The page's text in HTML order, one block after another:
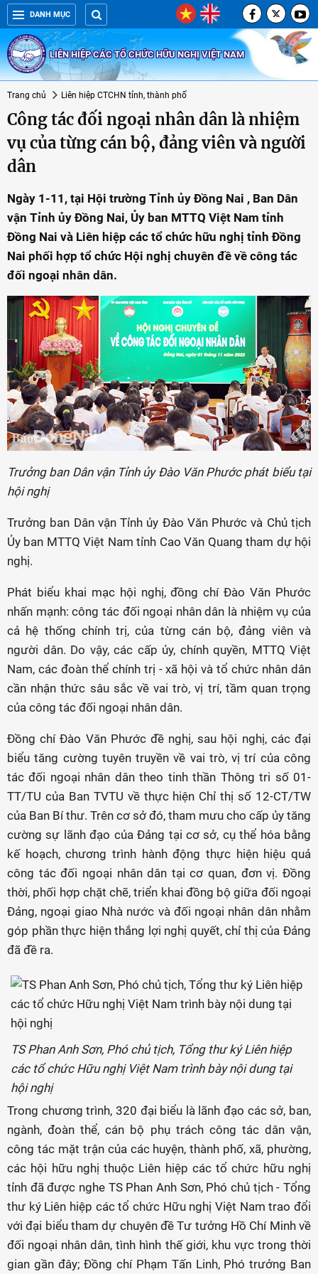
DANH MỤC
LIÊN HIỆP CÁC TỔ CHỨC HỮU NGHỊ VIỆT NAM
Trang chủ Liên hiệp CTCHN tỉnh, thành phố
Công tác đối ngoại nhân dân là nhiệm
vụ của từng cán bộ, đảng viên và người
dân
Ngày 1-11, tại Hội trường Tỉnh ủy Đồng Nai , Ban Dân
vận Tỉnh ủy Đồng Nai, Ủy ban MTTQ Việt Nam tỉnh
Đồng Nai và Liên hiệp các tổ chức hữu nghị tỉnh Đồng
Nai phối hợp tổ chức Hội nghị chuyên đề về công tác
đối ngoại nhân dân.
Trưởng ban Dân vận Tỉnh ủy Đào Văn Phước phát biểu tại
hội nghị
Trưởng ban Dân vận Tỉnh ủy Đào Văn Phước và Chủ tịch
Ủy ban MTTQ Việt Nam tỉnh Cao Văn Quang tham dự hội
nghị.
Phát biểu khai mạc hội nghị, đồng chí Đào Văn Phước
nhấn mạnh: công tác đối ngoại nhân dân là nhiệm vụ của
cả hệ thống chính trị, của từng cán bộ, đảng viên và
người dân. Do vậy, các cấp ủy, chính quyền, MTTQ Việt
Nam, các đoàn thể chính trị - xã hội và tổ chức nhân dân
cần nhận thức sâu sắc về vai trò, vị trí, tầm quan trọng
của công tác đối ngoại nhân dân.
Đồng chí Đào Văn Phước đề nghị, sau hội nghị, các đại
biểu tăng cường tuyên truyền về vai trò, vị trí của công
tác đối ngoại nhân dân theo tinh thần Thông tri số 01-
TT/TU của Ban TVTU về thực hiện Chỉ thị số 12-CT/TW
của Ban Bí thư. Trên cơ sở đó, tham mưu cho cấp ủy tăng
cường sự lãnh đạo của Đảng tại cơ sở, cụ thể hóa bằng
kế hoạch, chương trình hành động thực hiện hiệu quả
công tác đối ngoại nhân dân tại cơ quan, đơn vị. Đồng
thời, phối hợp chặt chẽ, triển khai đồng bộ giữa đối ngoại
Đảng, ngoại giao Nhà nước và đối ngoại nhân dân nhằm
góp phần thực hiện thắng lợi nghị quyết, chỉ thị của Đảng
đã đề ra.
TS Phan Anh Sơn, Phó chủ tịch, Tổng thư ký Liên hiệp
các tổ chức Hữu nghị Việt Nam trình bày nội dung tại
hội nghị
Trong chương trình, 320 đại biểu là lãnh đạo các sở, ban,
ngành, đoàn thể, cán bộ phụ trách công tác dân vận,
công tác mặt trận của các huyện, thành phố, xã, phường,
các hội hữu nghị thuộc Liên hiệp các tổ chức hữu nghị
tỉnh đã được nghe TS Phan Anh Sơn, Phó chủ tịch - Tổng
thư ký Liên hiệp các tổ chức Hữu nghị Việt Nam trao đổi
với đại biểu tham dự chuyên đề Tư tưởng Hồ Chí Minh về
đối ngoại nhân dân, tình hình thế giới, khu vực trong thời
gian gần đây; Đồng chí Phạm Tấn Linh, Phó trưởng Ban